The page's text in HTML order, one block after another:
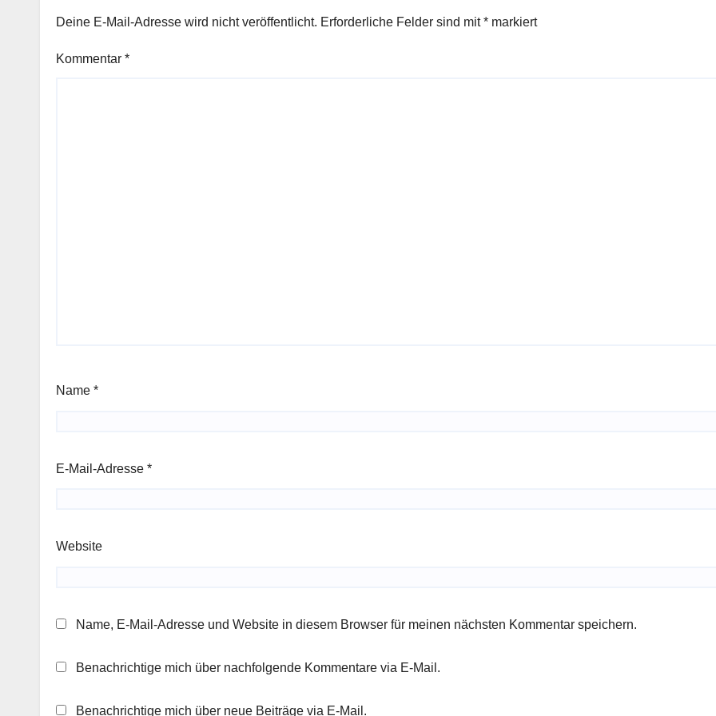
Deine E-Mail-Adresse wird nicht veröffentlicht. Erforderliche Felder sind mit* markiert
Kommentar *
Name *
E-Mail-Adresse *
Website
Name, E-Mail-Adresse und Website in diesem Browser für meinen nächsten Kommentar speichern.
Benachrichtige mich über nachfolgende Kommentare via E-Mail.
Benachrichtige mich über neue Beiträge via E-Mail.